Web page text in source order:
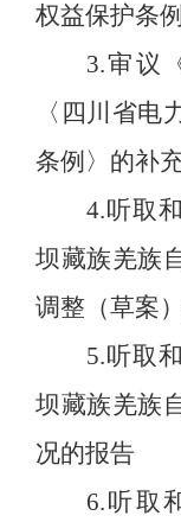
权益保护条
3.审议
〈四川省电
条例〉的补
4.听取
坝藏族羌族
调整（草案
5.听取
坝藏族羌族
况的报告
6.听取